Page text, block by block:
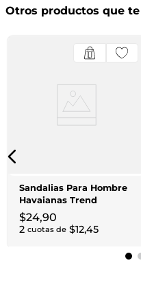
Otros productos que
Sandalias Para Hombre
Havaianas Trend
$24,90
2 cuotas de $12,45